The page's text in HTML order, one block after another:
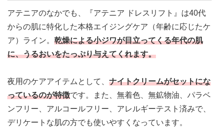
アテニアのなかでも、『アテニア ドレスリフト』は40代
からの肌に特化した本格エイジングケア（年齢に応じたケ
ア）ライン。 乾燥による小ジワが目立ってくる年代の肌
に、うるおいをたっぷり与えてくれます。
夜用のケアアイテムとして、 ナイトクリームがセットにな
っているのが特徴です。また、無着色、無鉱物油、パラベ
ンフリー、アルコールフリー、アレルギーテスト済みで、
デリケートな肌の方でも使いやすくなっています。